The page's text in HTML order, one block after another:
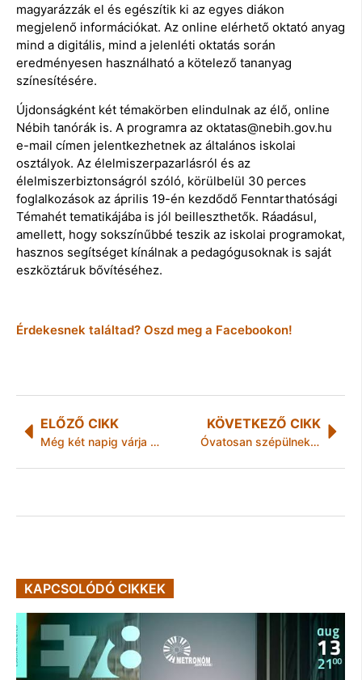
magyarázzák el és egészítik ki az egyes diákon
megjelenő információkat. Az online elérhető oktató anyag
mind a digitális, mind a jelenléti oktatás során
eredményesen használható a kötelező tananyag
színesítésére.
Újdonságként két témakörben elindulnak az élő, online
Nébih tanórák is. A programra az oktatas@nebih.gov.hu
e-mail címen jelentkezhetnek az általános iskolai
osztályok. Az élelmiszerpazarlásról és az
élelmiszerbiztonságról szóló, körülbelül 30 perces
foglalkozások az április 19-én kezdődő Fenntarthatósági
Témahét tematikájába is jól beilleszthetők. Ráadásul,
amellett, hogy sokszínűbbé teszik az iskolai programokat,
hasznos segítséget kínálnak a pedagógusoknak is saját
eszköztáruk bővítéséhez.
Érdekesnek találtad? Oszd meg a Facebookon!
ELŐZŐ CIKK
Még két napig várja a NAV az SMS-eket
KÖVETKEZŐ CIKK
Óvatosan szépülnek a magyar nők
KAPCSOLÓDÓ CIKKEK